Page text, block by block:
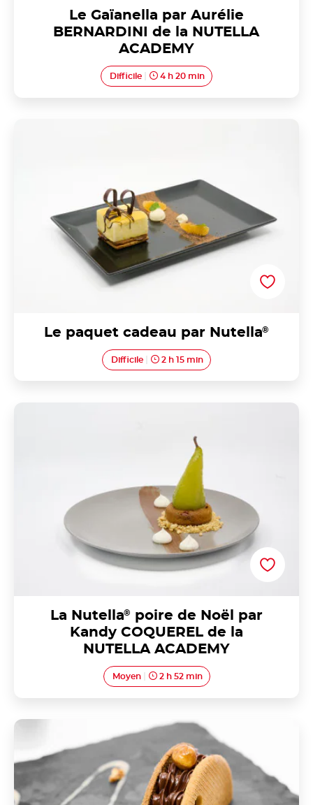
Le Gaïanella par Aurélie
BERNARDINI de la NUTELLA
ACADEMY
Difficile 4 h 20 min
Le paquet cadeau par Nutella®
Difficile 2 h 15 min
La Nutella®
poire de Noël par
Kandy COQUEREL de la
NUTELLA ACADEMY
Moyen 2 h 52 min
Le Flaun-ella par Marion ECHE de la "NUTELLA
ACADEMY"